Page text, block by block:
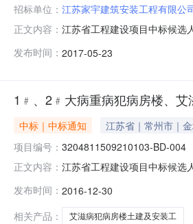
招标单位： 江苏家宇建筑安装工程有限公
正文内容： 江苏省工程建设项目中标候选
选人名称江苏久圣建设有限公
发布时间： 2017-05-23
1﹟、2﹟大病重病犯病房楼、
中标｜中标通知
江苏省｜常州市｜
项目编号： 3204811509210103-BD-004
正文内容： 江苏省工程建设项目中标候选
下：1、中标候选人情况第一
4289.7163714285.9353274
发布时间： 2016-12-30
相关产品：
艾滋病犯病房楼土建及安装工